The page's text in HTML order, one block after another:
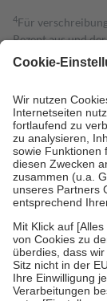
4Für
Rezept aus und
gesetzliche
Kosten dafür, der
Grundsätzlich
Prozent des
höchstens zehn
Kosten der
Diese Regeln
Bei Heilmitteln
Zuzahlung zehn
Verordnung.
Um das
stärken und die
fallenkeine
• Kindern und